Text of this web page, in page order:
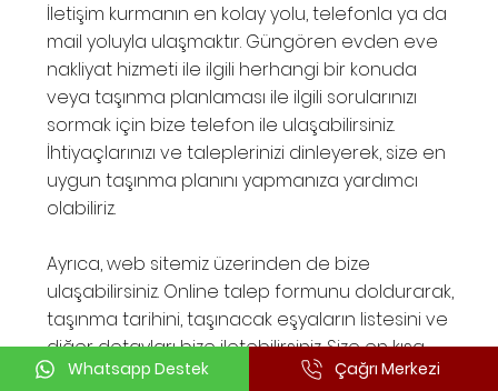
İletişim kurmanın en kolay yolu, telefonla ya da
mail yoluyla ulaşmaktır. Güngören evden eve
nakliyat hizmeti ile ilgili herhangi bir konuda
veya taşınma planlaması ile ilgili sorularınızı
sormak için bize telefon ile ulaşabilirsiniz.
İhtiyaçlarınızı ve taleplerinizi dinleyerek, size en
uygun taşınma planını yapmanıza yardımcı
olabiliriz.
Ayrıca, web sitemiz üzerinden de bize
ulaşabilirsiniz. Online talep formunu doldurarak,
taşınma tarihini, taşınacak eşyaların listesini ve
diğer detayları bize iletebilirsiniz. Size en kısa
sürede geri dönüş yapacak ve taşınma süreci
Whatsapp Destek Çağrı Merkezi